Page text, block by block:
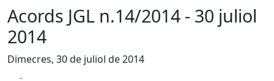
Acords JGL n.14/2014 - 30 juliol
2014
Dimecres, 30 de juliol de 2014